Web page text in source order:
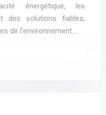
énergétique, les
des solutions fiables,
de l’environnement….